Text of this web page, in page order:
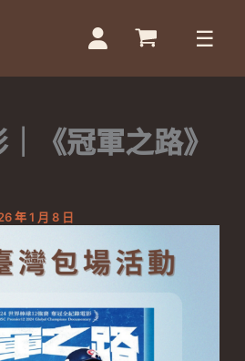
《冠軍之路》
年 1 月 8 日